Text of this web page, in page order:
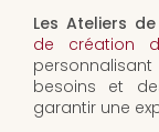
Les Ateliers de
de création
besoins et
garantir une